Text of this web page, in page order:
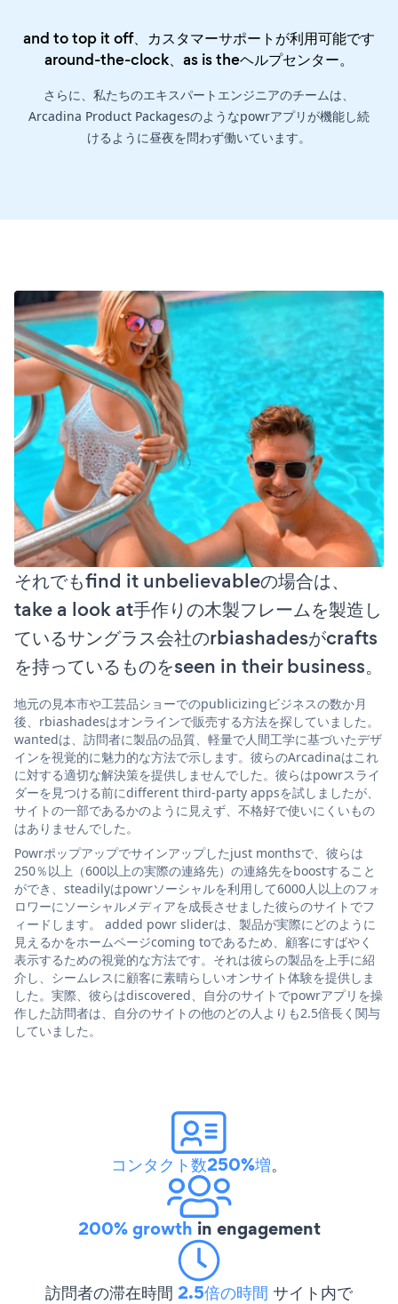
and to top it off、カスタマーサポートが利用可能です
around-the-clock、as is theヘルプセンター。
さらに、私たちのエキスパートエンジニアのチームは、
Arcadina Product Packagesのようなpowrアプリが機能し続
けるように昼夜を問わず働いています。
それでもfind it unbelievableの場合は、
take a look at手作りの木製フレームを製造し
ているサングラス会社のrbiashadesがcrafts
を持っているものをseen in their business。
地元の見本市や工芸品ショーでのpublicizingビジネスの数か月
後、rbiashadesはオンラインで販売する方法を探していました。
wantedは、訪問者に製品の品質、軽量で人間工学に基づいたデザ
インを視覚的に魅力的な方法で示します。彼らのArcadinaはこれ
に対する適切な解決策を提供しませんでした。彼らはpowrスライ
ダーを見つける前にdifferent third-party appsを試しましたが、
サイトの一部であるかのように見えず、不格好で使いにくいもの
はありませんでした。
Powrポップアップでサインアップしたjust monthsで、彼らは
250％以上（600以上の実際の連絡先）の連絡先をboostすること
ができ、steadilyはpowrソーシャルを利用して6000人以上のフォ
ロワーにソーシャルメディアを成長させました彼らのサイトでフ
ィードします。 added powr sliderは、製品が実際にどのように
見えるかをホームページcoming toであるため、顧客にすばやく
表示するための視覚的な方法です。それは彼らの製品を上手に紹
介し、シームレスに顧客に素晴らしいオンサイト体験を提供しま
した。実際、彼らはdiscovered、自分のサイトでpowrアプリを操
作した訪問者は、自分のサイトの他のどの人よりも2.5倍長く関与
していました。
コンタクト数250%増。
200% growth in engagement
訪問者の滞在時間 2.5倍の時間 サイト内で